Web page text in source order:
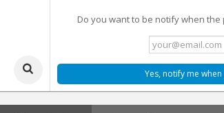
Do you want to be notify when
Yes, notify me